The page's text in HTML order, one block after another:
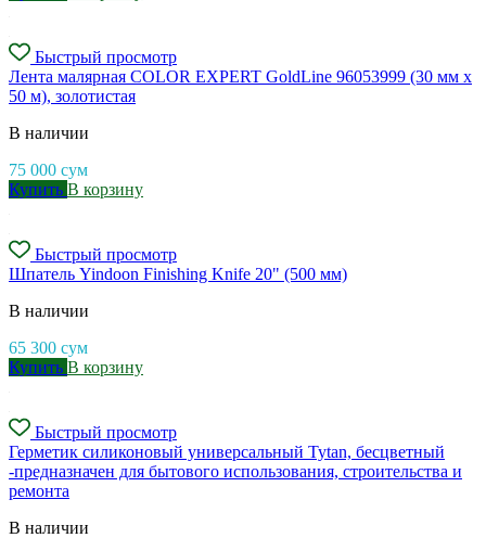
Быстрый просмотр
Лента малярная COLOR EXPERT GoldLine 96053999 (30 мм х
50 м), золотистая
В наличии
75 000 сум
Купить В корзину
Быстрый просмотр
Шпатель Yindoon Finishing Knife 20" (500 мм)
В наличии
65 300 сум
Купить В корзину
Быстрый просмотр
Герметик силиконовый универсальный Tytan, бесцветный
-предназначен для бытового использования, строительства и
ремонта
В наличии